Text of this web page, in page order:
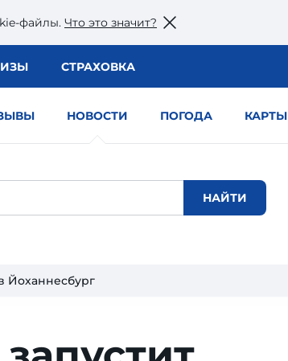
файлы. Что это значит?
СТРАХОВКА
НОВОСТИ ПОГОДА КАРТЫ
Йоханнесбург